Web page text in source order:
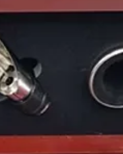
de este año laselección española
en México el ingrato recuerdo que
con fuerza en la competición y logró
cuartos de final, donde se midió con la
nos acabó mandando definitivamente a
en los cines las peliculas Platoon
,Elton John,Bruce Springsteen,